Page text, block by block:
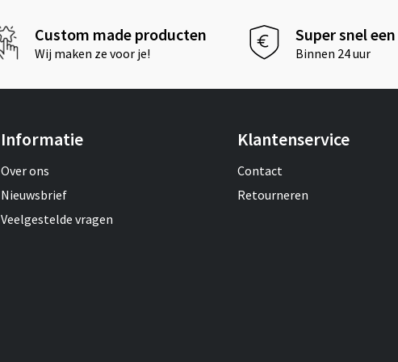
Custom made producten
Wij maken ze voor je!
Super snel
Binnen 24 uur
Informatie
Over ons
Nieuwsbrief
Veelgestelde vragen
Klantenservice
Contact
Retourneren